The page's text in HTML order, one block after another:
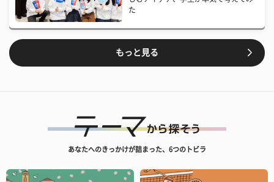
た
もっと見る
あなたへのきっかけが詰まった、6つのトビラ